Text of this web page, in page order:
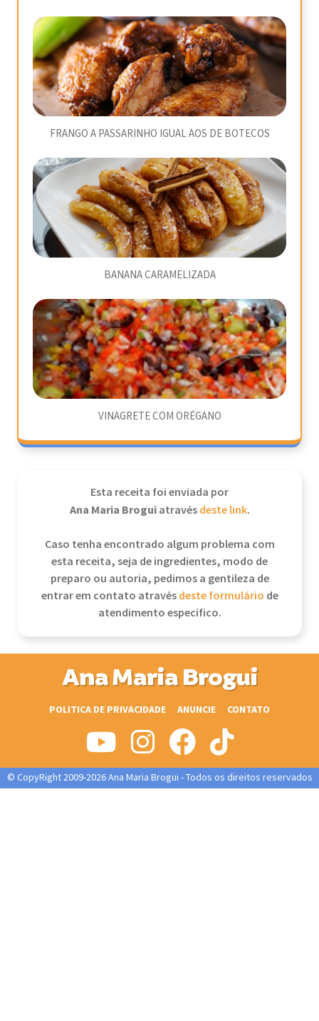
FRANGO A PASSARINHO IGUAL AOS DE BOTECOS
BANANA CARAMELIZADA
VINAGRETE COM ORÉGANO
Esta receita foi enviada por
Ana Maria Broguiatravésdeste link.
Caso tenha encontrado algum problema com
esta receita, seja de ingredientes, modo de
preparo ou autoria, pedimos a gentileza de
entrar em contato atravésdeste formulário de
atendimento específico.
Ana Maria Brogui
POLITICA DE PRIVACIDADE ANUNCIE CONTATO
© CopyRight 2009-2026 Ana Maria Brogui - Todos os direitos reservados